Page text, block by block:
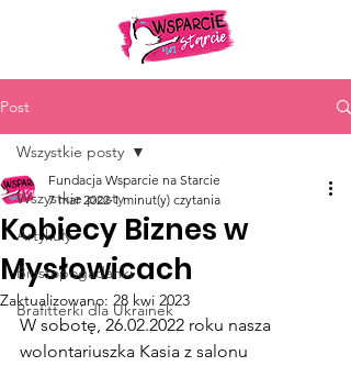
Post
Wszystkie posty
Artykuły
Biustopogadanki
Brafitterki dla Ukrainek
Wszystkie posty
Kobiecy Biznes w
Mysłowicach
Fundacja Wsparcie na Starcie
7 mar 2022 1 minut(y) czytania
Zaktualizowano: 28 kwi 2023
W sobotę, 26.02.2022 roku nasza
wolontariuszka Kasia z salonu